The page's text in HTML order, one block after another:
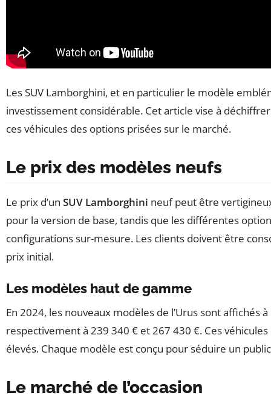
Les SUV Lamborghini, et en particulier le modèle
investissement considérable. Cet article vise à
ces véhicules des options prisées sur le marché.
Le prix des modèles neufs
Le prix d’un SUV Lamborghini neuf peut être
pour la version de base, tandis que les différentes
configurations sur-mesure. Les clients doivent être
prix initial.
Les modèles haut de gamme
En 2024, les nouveaux modèles de l’Urus sont affichés
respectivement à 239 340 € et 267 430 €. Ces
élevés. Chaque modèle est conçu pour séduire un
Le marché de l’occasion